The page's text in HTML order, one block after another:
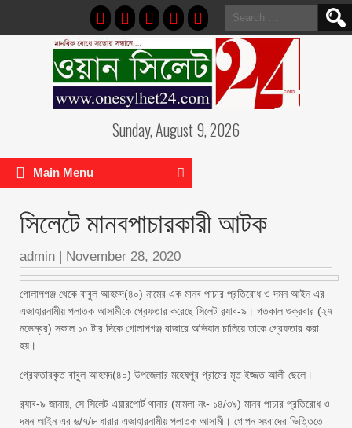
Search
for:
Sunday, August 9, 2026
Main Menu
সিলেটে মানবপাচারকারী আটক
admin | November 28, 2020
গোলাপগঞ্জ থেকে বাবুল আহমদ(৪০) নামের এক মানব পাচার প্রতিরোধ ও দমন আইন এর
এজাহারনামীয় পলাতক আসামীকে গ্রেফতার করেছে সিলেট র‌্যাব-৯। গতকাল শুক্রবার (২৭
নভেম্বর) সকাল ১০ টার দিকে গোলাপগঞ্জ বাজারে অভিযান চালিয়ে তাকে গ্রেফতার করা
হয়।
গ্রেফতারকৃত বাবুল আহমদ(৪০) উপজেলার মহেষপুর গ্রামের মৃত ইজ্জত আলী ছেলে।
র‌্যাব-৯ জানায়, সে সিলেট এয়ারপোর্ট থানার (মামলা নং- ১৪/৩৯) মানব পাচার প্রতিরোধ ও
দমন আইন এর ৬/৭/৮ ধারার এজাহারনামীয় পলাতক আসামী। গোপন সংবাদের ভিত্তিতে